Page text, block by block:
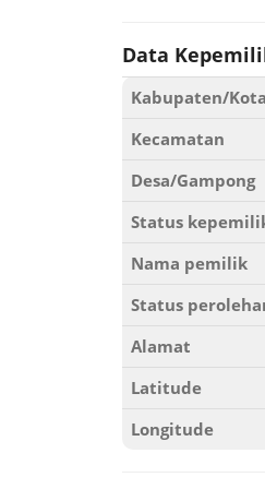
Data
Kabupaten/Kota
Kecamatan
Desa/Gampong
Status
Nama pemilik
Status
Alamat
Latitude
Longitude